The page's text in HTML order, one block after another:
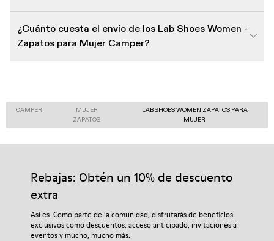
¿Cuánto cuesta el envío de los Lab Shoes Women -
Zapatos para Mujer Camper?
CAMPER
MUJER
ZAPATOS
LAB SHOES WOMEN ZAPATOS PARA
MUJER
Rebajas: Obtén un 10% de descuento
extra
Así es. Como parte de la comunidad, disfrutarás de beneficios
exclusivos como descuentos, acceso anticipado, invitaciones a
eventos y mucho, mucho más.